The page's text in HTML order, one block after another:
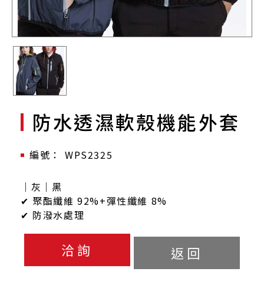
防水透濕軟殼機能外套
WPS2325
｜灰｜黑
✔ 聚酯纖維 92%+彈性纖維 8%
✔ 防潑水處理
洽詢 返回